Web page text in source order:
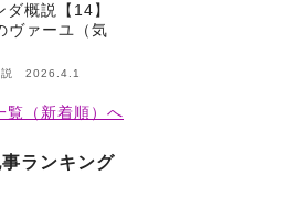
概説【14】
ヴァーユ（気
説 2026.4.1
覧（新着順）へ
ランキング